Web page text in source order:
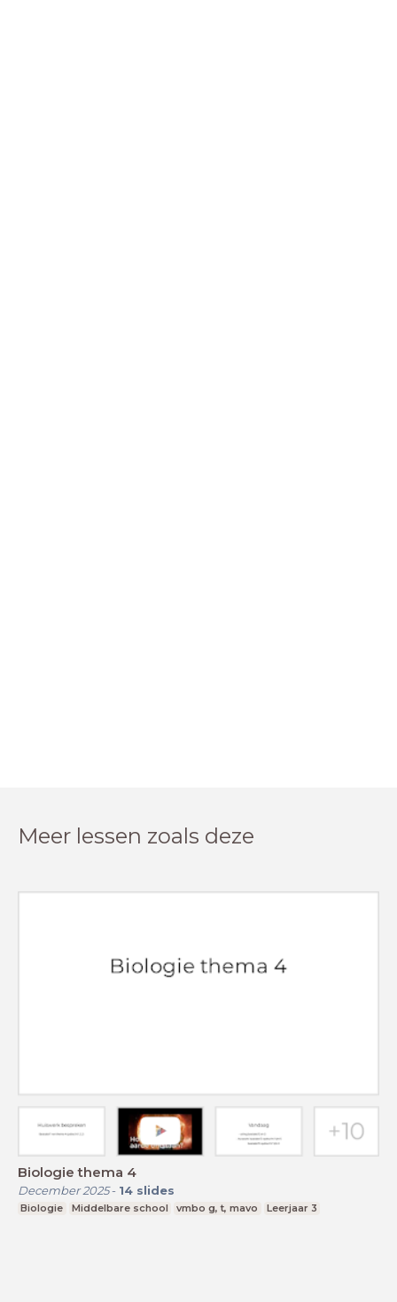
Meer lessen zoals deze
Biologie thema 4
December 2025- 14 slides
Biologie Middelbare school vmbo g, t, mavo Leerjaar 3